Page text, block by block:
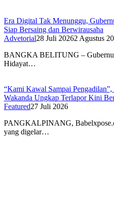
Era Digital Tak Menunggu,
Siap Bersaing dan Berwirausaha
Advetorial28 Juli 20262 Agustus
BANGKA BELITUNG –
Hidayat…
“Kami Kawal Sampai
Wakanda Ungkap Terlapor Kini
Featured27 Juli 2026
PANGKALPINANG,
yang digelar…